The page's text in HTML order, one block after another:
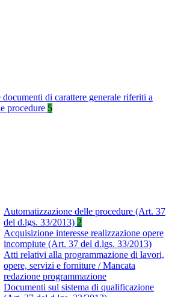
di carattere generale riferiti a
procedure 5
Automatizzazione delle procedure (Art. 37
del d.lgs. 33/2013) 2
Acquisizione interesse realizzazione opere
incompiute (Art. 37 del d.lgs. 33/2013)
Atti relativi alla programmazione di lavori,
opere, servizi e forniture / Mancata
redazione programmazione
Documenti sul sistema di qualificazione